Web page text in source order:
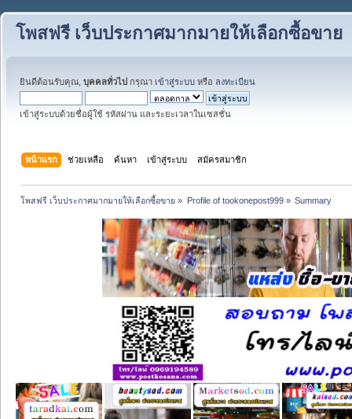
โพสฟรี เว็บประกาศมากมายให้เลือกซื้อขาย
ยินดีต้อนรับคุณ, บุคคลทั่วไป กรุณา เข้าสู่ระบบ หรือ ลงทะเบียน
เข้าสู่ระบบด้วยชื่อผู้ใช้ รหัสผ่าน และระยะเวลาในเซสชั่น
หน้าแรก ช่วยเหลือ ค้นหา เข้าสู่ระบบ สมัครสมาชิก
โพสฟรี เว็บประกาศมากมายให้เลือกซื้อขาย » Profile of tookonepost999» Summary